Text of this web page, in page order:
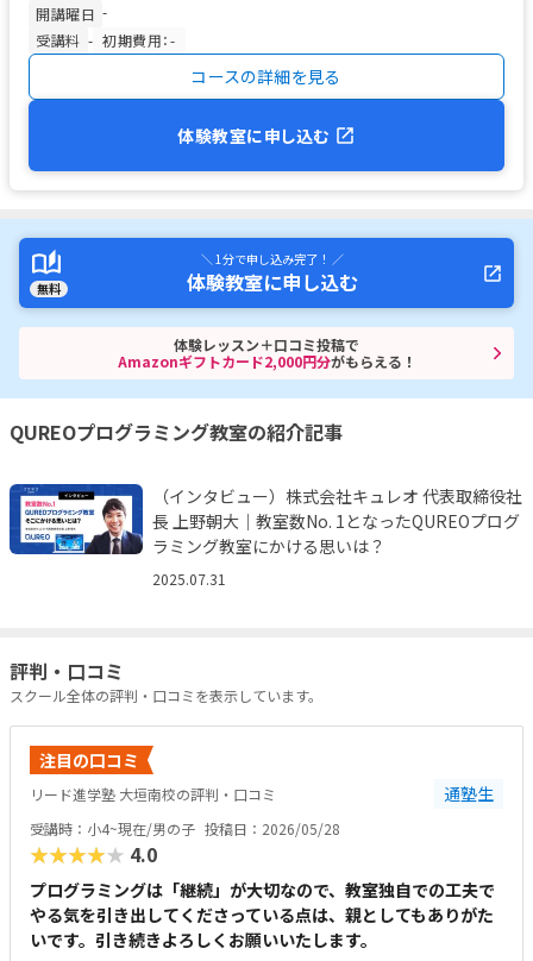
開講曜日 -
受講料 - 初期費用：-
コースの詳細を見る
体験教室に申し込む
無料
＼ 1分で申し込み完了！ ／
体験教室に申し込む
体験レッスン＋口コミ投稿で
Amazonギフトカード2,000円分がもらえる！
QUREOプログラミング教室の紹介記事
（インタビュー）株式会社キュレオ 代表取締役社
長 上野朝大｜教室数No. 1となったQUREOプログ
ラミング教室にかける思いは？
2025.07.31
評判・口コミ
スクール全体の評判・口コミを表示しています。
注目の口コミ
リード進学塾 大垣南校の評判・口コミ 通塾生
受講時：小4~現在/男の子 投稿日：2026/05/28
★★★★★ 4.0
プログラミングは「継続」が大切なので、教室独自での工夫で
やる気を引き出してくださっている点は、親としてもありがた
いです。引き続きよろしくお願いいたします。